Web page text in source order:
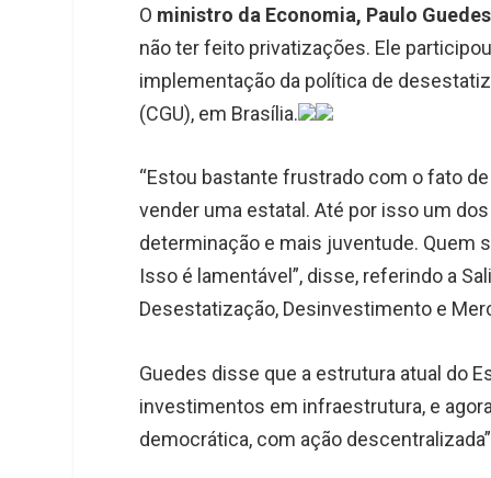
O ministro da Economia, Paulo Guedes
não ter feito privatizações. Ele
implementação da política de
(CGU), em Brasília.
“Estou bastante frustrado com o fato
vender uma estatal. Até por isso um
determinação e mais juventude. Quem
Isso é lamentável”, disse, referindo a
Desestatização, Desinvestimento e
Guedes disse que a estrutura atual do
investimentos em infraestrutura, e
democrática, com ação